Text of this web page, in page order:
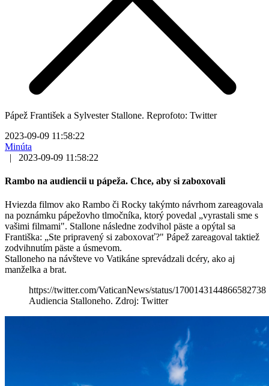
Pápež František a Sylvester Stallone. Reprofoto: Twitter
2023-09-09 11:58:22
Minúta
|
2023-09-09 11:58:22
Rambo na audiencii u pápeža. Chce, aby si zaboxovali
Hviezda filmov ako Rambo či Rocky takýmto návrhom zareagovala
na poznámku pápežovho tlmočníka, ktorý povedal „vyrastali sme s
vašimi filmami". Stallone následne zodvihol päste a opýtal sa
Františka: „Ste pripravený si zaboxovať?" Pápež zareagoval taktiež
zodvihnutím päste a úsmevom.
Stalloneho na návšteve vo Vatikáne sprevádzali dcéry, ako aj
manželka a brat.
https://twitter.com/VaticanNews/status/1700143144866582738
Audiencia Stalloneho. Zdroj: Twitter